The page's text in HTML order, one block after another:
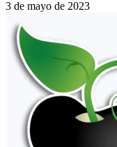
3 de mayo de 2023